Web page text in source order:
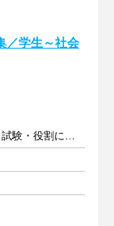
／学生～社会
時給1300円～ ＋交通費 ※試験・役割により手当あり